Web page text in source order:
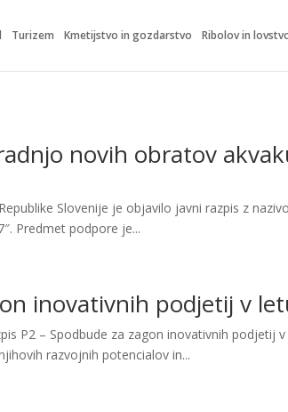
Turizem Kmetijstvo in gozdarstvo Ribolov in
novih obratov
Slovenije je objavilo javni razpis z
Predmet podpore je...
inovativnih podjetij v
P2 – Spodbude za zagon inovativnih
razvojnih potencialov in...